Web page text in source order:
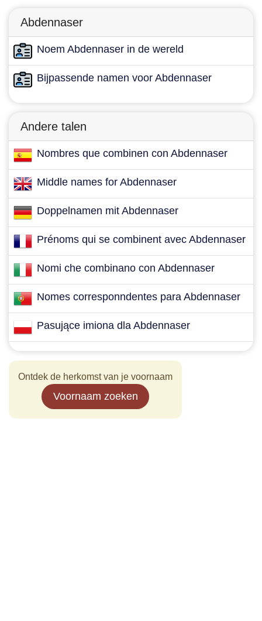
Abdennaser
Noem Abdennaser in de wereld
Bijpassende namen voor Abdennaser
Andere talen
Nombres que combinen con Abdennaser
Middle names for Abdennaser
Doppelnamen mit Abdennaser
Prénoms qui se combinent avec Abdennaser
Nomi che combinano con Abdennaser
Nomes corresponndentes para Abdennaser
Pasujące imiona dla Abdennaser
Ontdek de herkomst van je voornaam
Voornaam zoeken